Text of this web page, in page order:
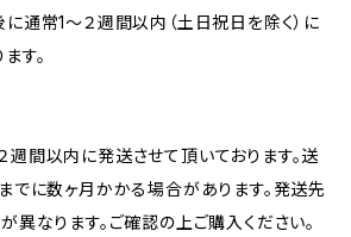
通常1〜２週間以内（土日祝日を除く）に
す。
間以内に発送させて頂いております。送
でに数ヶ月かかる場合があります。発送先
異なります。ご確認の上ご購入ください。